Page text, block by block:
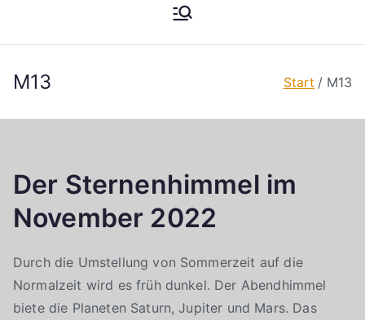
M13 Start M13
Der Sternenhimmel im
November 2022
Durch die Umstellung von Sommerzeit auf die
Normalzeit wird es früh dunkel. Der Abendhimmel
biete die Planeten Saturn, Jupiter und Mars. Das